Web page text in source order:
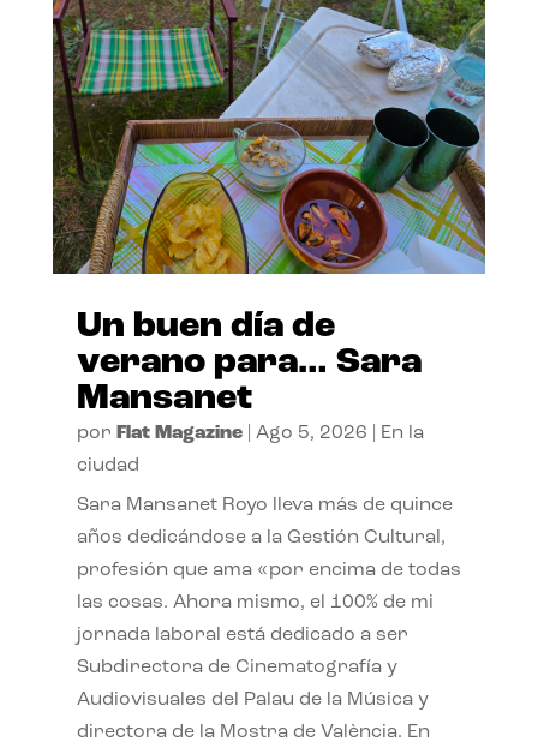
Un buen día de
verano para… Sara
Mansanet
por Flat Magazine| Ago 5, 2026
En la
ciudad
Sara Mansanet Royo lleva más de quince
años dedicándose a la Gestión Cultural,
profesión que ama «por encima de todas
las cosas. Ahora mismo, el 100% de mi
jornada laboral está dedicado a ser
Subdirectora de Cinematografía y
Audiovisuales del Palau de la Música y
directora de la Mostra de València. En